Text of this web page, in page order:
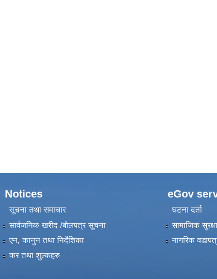
Notices
सूचना तथा समाचार
सार्वजनिक खरीद /बोलपत्र सूचना
एन, कानुन तथा निर्देशिका
कर तथा शुल्कहरु
eGov
घटना दर्ता
सामाजिक सुरक्षा
नागरिक